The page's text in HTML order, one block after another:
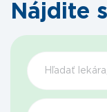
Nájdite